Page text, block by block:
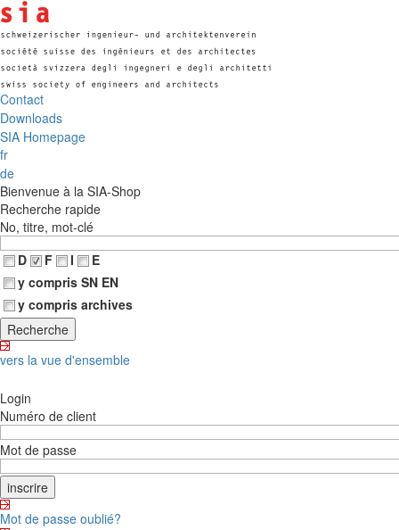
Contact
Downloads
SIA Homepage
fr
de
Bienvenue à la SIA-Shop
Recherche rapide
No, titre, mot-clé
D
F I
E
y compris SN EN
y compris archives
vers la vue d'ensemble
Login
Numéro de client
Mot de passe
Mot de passe oublié?